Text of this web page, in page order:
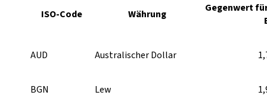
ISO-Code Währung
Gegenwert
AUD Australischer Dollar
BGN Lew